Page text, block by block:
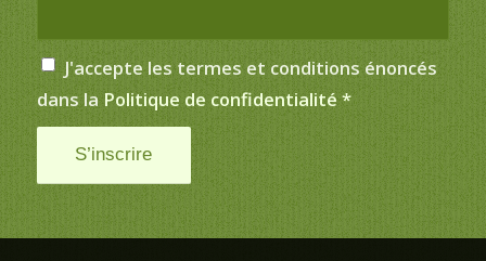
J'accepte les termes et conditions énoncés
dans la Politique de confidentialité *